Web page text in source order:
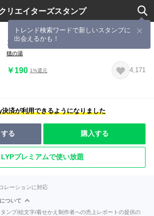
リエイターズスタンプ
トレンド検索ワードで新しいスタンプに
出会えるかも！
ココモとスモア のびのびスタンプ
穂の湯
￥190 1%還元 4,171
済が利用できるようになりました
る 購入する
LYPプレミアムで使い放題
レーションに対応
ついて
ンプ/絵文字/着せかえ制作者への売上レポートの提供の